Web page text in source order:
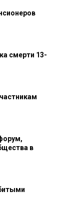
смерти 13-
в